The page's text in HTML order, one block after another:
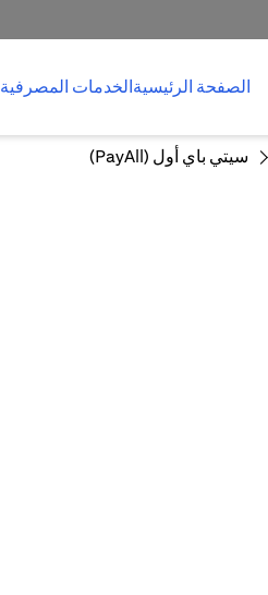
الصفحة الرئيسيةالخدمات المصرفية
سيتي باي أول (PayAll)